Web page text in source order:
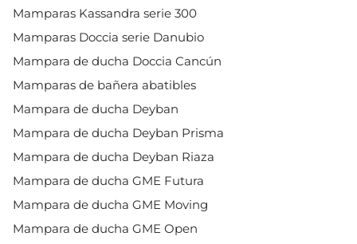
Mamparas Kassandra serie 300
Mamparas Doccia serie Danubio
Mampara de ducha Doccia Cancún
Mamparas de bañera abatibles
Mampara de ducha Deyban
Mampara de ducha Deyban Prisma
Mampara de ducha Deyban Riaza
Mampara de ducha GME Futura
Mampara de ducha GME Moving
Mampara de ducha GME Open